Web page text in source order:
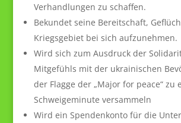
Verhandlungen zu schaffen.
Bekundet seine Bereitschaft,
Kriegsgebiet bei sich aufzunehmen.
Wird sich zum Ausdruck der
Mitgefühls mit der ukrainischen
der Flagge der „Major for peace“ zu
Schweigeminute versammeln
Wird ein Spendenkonto für die